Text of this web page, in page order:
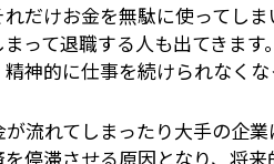
だけお金を無駄に使ってし
って退職する人も出てきま
神的に仕事を続けられなくな
流れてしまったり大手の企
停滞させる原因となり、将